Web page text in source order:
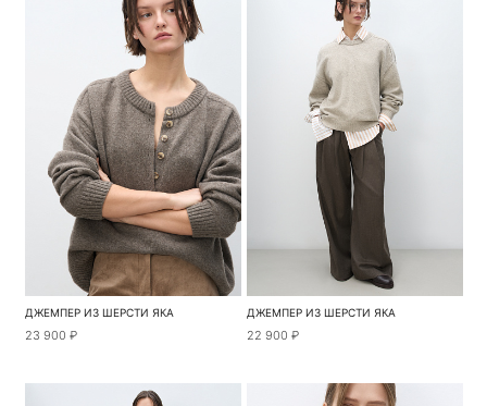
ДЖЕМПЕР ИЗ ШЕРСТИ ЯКА
23 900 ₽
ДЖЕМПЕР ИЗ ШЕРСТИ ЯКА
22 900 ₽